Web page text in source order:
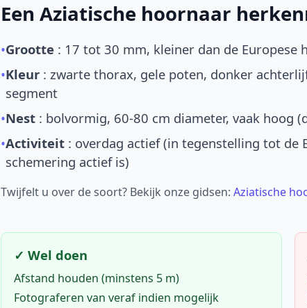
Een Aziatische hoornaar
•Grootte : 17 tot 30 mm, kleiner dan de Europese
•Kleur : zwarte thorax, gele poten, donker
segment
•Nest : bolvormig, 60-80 cm diameter, vaak hoog
•Activiteit : overdag actief (in tegenstelling tot de
schemering actief is)
Twijfelt u over de soort? Bekijk onze gidsen: Aziatische
✓ Wel doen
Afstand houden (minstens 5 m)
Fotograferen van veraf indien mogelijk